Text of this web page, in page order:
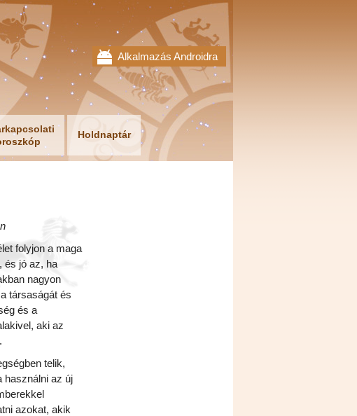
Alkalmazás Androidra
Holdnaptár
folyjon a maga
és jó az, ha
nagyon
társaságát és
és a
aki az
telik,
használni az új
azokat, akik